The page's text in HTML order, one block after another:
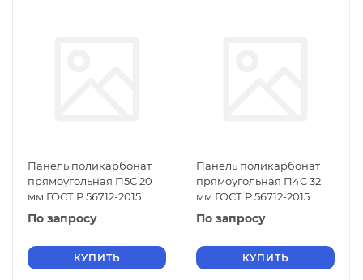
Панель поликарбонат
прямоугольная П5С 20
мм ГОСТ Р 56712-2015
По запросу
КУПИТЬ
Панель поликарбонат
прямоугольная П4С 32
мм ГОСТ Р 56712-2015
По запросу
КУПИТЬ